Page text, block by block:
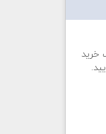
خرید